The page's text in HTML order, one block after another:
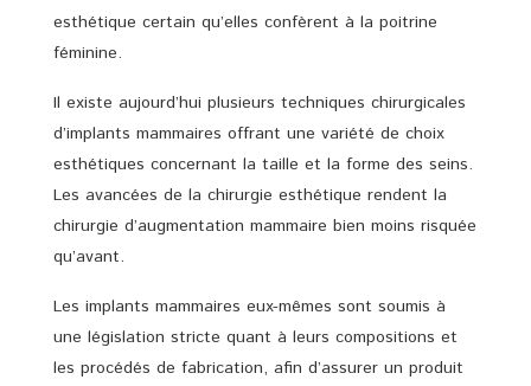
esthétique certain qu’elles confèrent à la poitrine
féminine.
Il existe aujourd’hui plusieurs techniques chirurgicales
d’implants mammaires offrant une variété de choix
esthétiques concernant la taille et la forme des seins.
Les avancées de la chirurgie esthétique rendent la
chirurgie d’augmentation mammaire bien moins risquée
qu’avant.
Les implants mammaires eux-mêmes sont soumis à
une législation stricte quant à leurs compositions et
les procédés de fabrication, afin d’assurer un produit